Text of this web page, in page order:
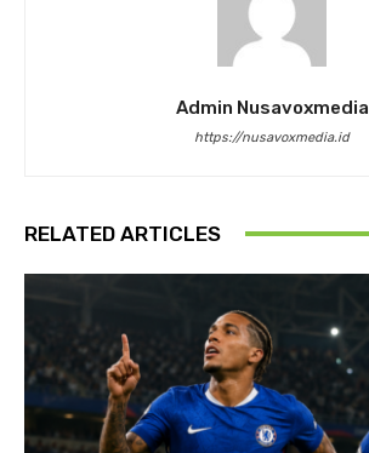
Admin Nusavoxmedia
https://nusavoxmedia.id
RELATED ARTICLES